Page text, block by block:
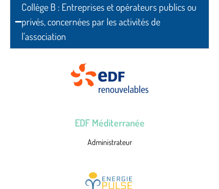
Collège B : Entreprises et opérateurs publics ou
privés, concernées par les activités de
l’association
EDF Méditerranée
Administrateur